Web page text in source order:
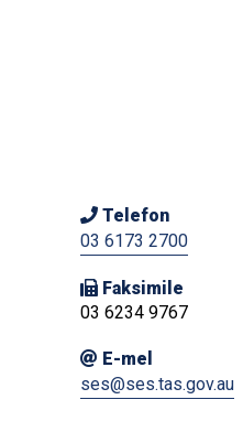
Telefon
03 6173 2700
Faksimile
03 6234 9767
E-mel
ses@ses.tas.gov.au